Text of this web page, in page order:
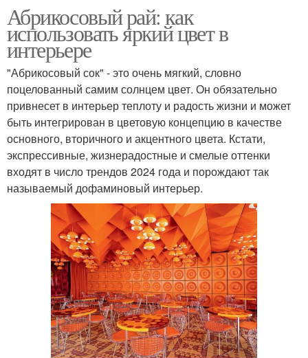
Абрикосовый рай: как
использовать яркий цвет в
интерьере
"Абрикосовый сок" - это очень мягкий, словно
поцелованный самим солнцем цвет. Он обязательно
привнесет в интерьер теплоту и радость жизни и может
быть интегрирован в цветовую концепцию в качестве
основного, вторичного и акцентного цвета. Кстати,
экспрессивные, жизнерадостные и смелые оттенки
входят в число трендов 2024 года и порождают так
называемый дофаминовый интерьер.